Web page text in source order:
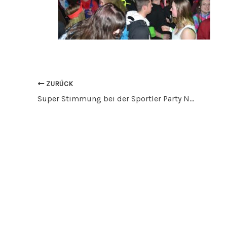
ZURÜCK
Super Stimmung bei der Sportler Party Nacht